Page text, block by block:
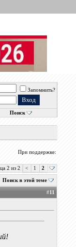
Запомнить?
Поиск
При поддержке:
2 из 2 < 1 2
Поиск в этой теме
#11